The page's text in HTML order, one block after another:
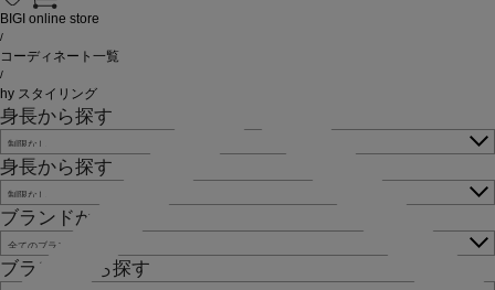
BIGI online store
/
コーディネート一覧
/
hy スタイリング
身長から探す
身長から探す
ブランドから探す
ブランドから探す